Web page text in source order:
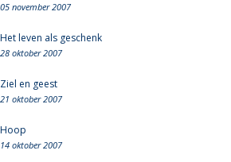
05 november 2007
Het leven als geschenk
28 oktober 2007
Ziel en geest
21 oktober 2007
Hoop
14 oktober 2007